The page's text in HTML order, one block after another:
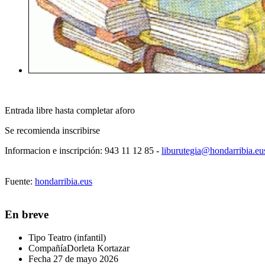
Entrada libre hasta completar aforo
Se recomienda inscribirse
Informacion e inscripción: 943 11 12 85 -
Fuente: hondarribia.eus
En breve
Tipo Teatro (infantil)
CompañíaDorleta Kortazar
Fecha 27 de mayo 2026